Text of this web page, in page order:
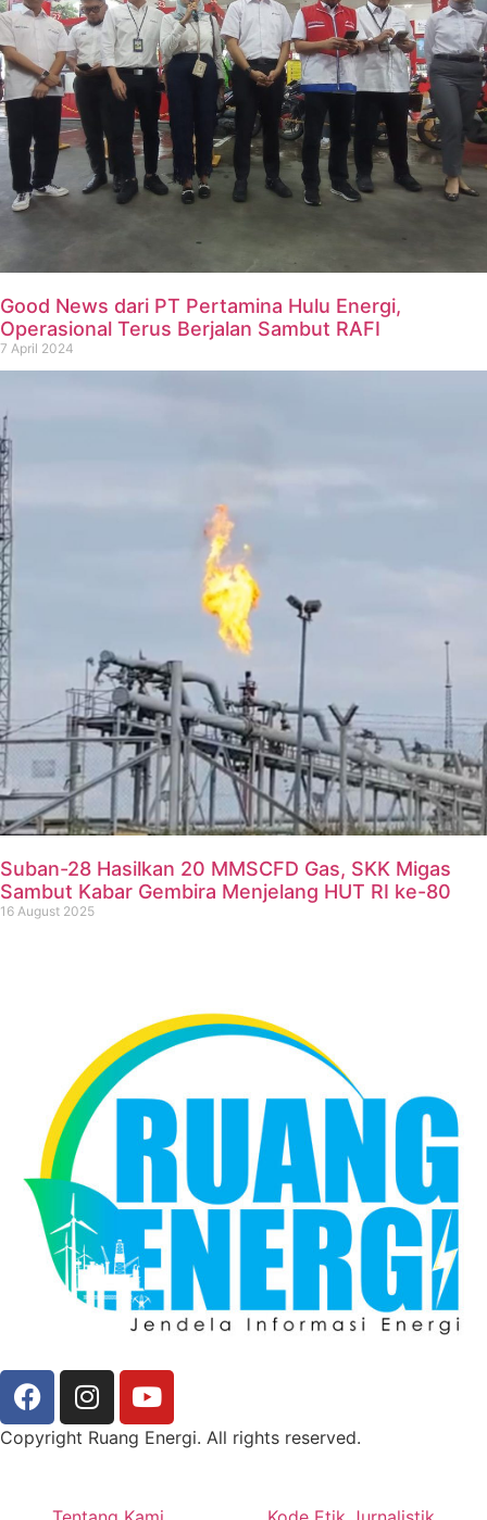
Good News dari PT Pertamina Hulu Energi,
Operasional Terus Berjalan Sambut RAFI
7 April 2024
Suban-28 Hasilkan 20 MMSCFD Gas, SKK Migas
Sambut Kabar Gembira Menjelang HUT RI ke-80
16 August 2025
Copyright Ruang Energi. All rights reserved.